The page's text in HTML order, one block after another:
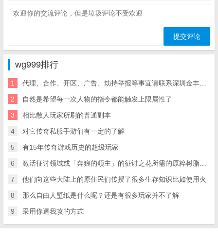
wg999排行
1 代理、合作、开区、广告、劫持举报等事宜请联系深圳金丰星界科盛大传奇手游官网技有限公司
2 自然是希望每一次人物的指令都能触发上限属性了
3 相比散人玩家所刷的普通副本
4 对它传奇私服手游们有一定的了解
5 有15年传奇游戏历史的超级玩家
6 激活征讨领域或「奔狼的领主」的征讨之花所需的原粹树脂将有三次减半的机会(从1.【可以驾驶各种载具的游戏】载具就是各种驾驶工具
7 他们向这些大陆上的原住民们传授了很多生存知识比如使用火
8 那么自由人壁纸是什么呢？还是有很多玩家并不了解
9 采用你退我攻的方式